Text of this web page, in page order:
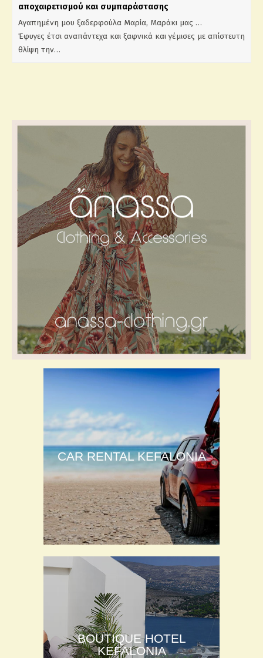
αποχαιρετισμού και συμπαράστασης
Αγαπημένη μου ξαδερφούλα Μαρία, Μαράκι μας …
Έφυγες έτσι αναπάντεχα και ξαφνικά και γέμισες με απίστευτη
θλίψη την…
CAR RENTAL KEFALONIA
BOUTIQUE HOTEL
KEFALONIA